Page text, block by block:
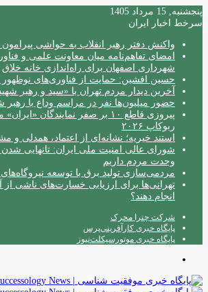
پنجشنبه, 15 مرداد 1405
سرخط اخبار ایران
واکنش دفتر رهبر انقلاب به حواشی
امضای تفاهم‌نامه میان معاونت علمی و
شهرداری اصفهان برای راه‌اندازی خانه خلاق
حسین افشین: حمایت از فناوری‌های
آخرین دیدار مردم تهران با «سید و رهبر
حضور میلیون‌ها نفر در مراسم وداع با رهبر
پیروزی قاطع ۱۰ بر صفر نمایندگان
ربوکاپ ۲۰۲۶
استند خیریه؛ نشانه‌ای از اعتماد، همدلی
شورای عالی امنیت ملی ایران: تانهایی شدن
وحدت مردم داریم
مردمی‌سازی تولید برق با توسعه
تهرانی‌ها برای ارزیابی خسارت‌های ناشی
انجام دهند؟
شرکت چترا محرک
پایگاه خبری کارآفرینی‌پرس
پایگاه خبری موتورسیکلت‌نیوز